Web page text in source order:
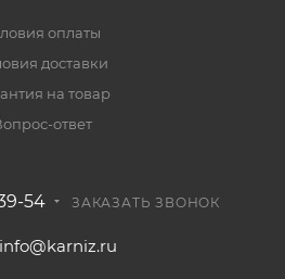
оплаты
доставки
на товар
ответ
54 ЗАКАЗАТЬ ЗВОНОК
info@karniz.ru